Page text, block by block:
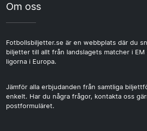
Om oss
Fotbollsbiljetter.se är en webbplats där du
biljetter till allt från landslagets matcher i
ligorna i Europa.
Jämför alla erbjudanden från samtliga
enkelt. Har du några frågor, kontakta oss
postformuläret.